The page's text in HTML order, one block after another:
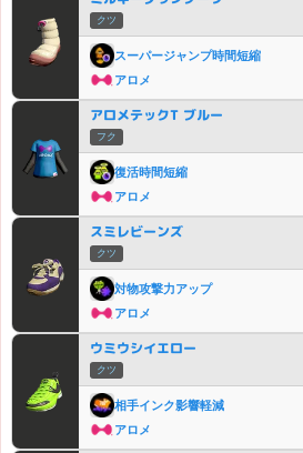
クツ
スーパージャンプ時間短縮
アロメ
アロメテックT ブルー
フク
復活時間短縮
アロメ
スミレビーンズ
クツ
対物攻撃力アップ
アロメ
ウミウシイエロー
クツ
相手インク影響軽減
アロメ